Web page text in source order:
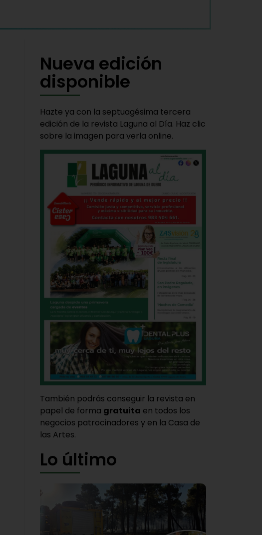
Nueva edición
disponible
Hazte ya con la septuagésima tercera
edición de la revista Laguna al Día. Haz clic
sobre la imagen para verla online.
También podrás conseguir la revista en
papel de forma gratuita en todos los
negocios patrocinadores y en la Casa de
las Artes.
Lo último